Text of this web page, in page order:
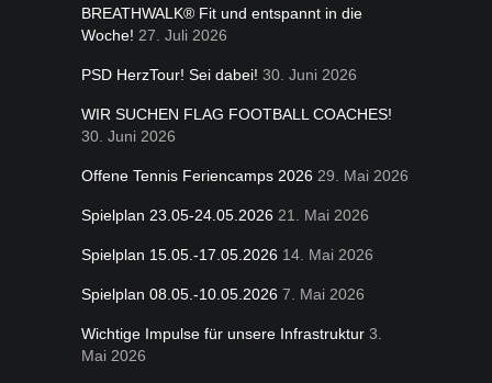
BREATHWALK® Fit und entspannt in die
Woche! 27. Juli 2026
PSD HerzTour! Sei dabei! 30. Juni 2026
WIR SUCHEN FLAG FOOTBALL COACHES!
30. Juni 2026
Offene Tennis Feriencamps 2026 29. Mai 2026
Spielplan 23.05-24.05.2026 21. Mai 2026
Spielplan 15.05.-17.05.2026 14. Mai 2026
Spielplan 08.05.-10.05.2026 7. Mai 2026
Wichtige Impulse für unsere Infrastruktur 3.
Mai 2026